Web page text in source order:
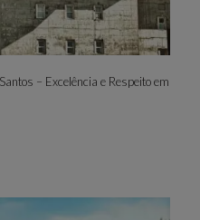
– Excelência e Respeito em